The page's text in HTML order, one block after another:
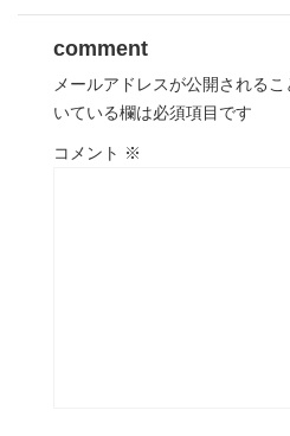
comment
メールアドレスが公開されるこ
いている欄は必須項目です
コメント ※